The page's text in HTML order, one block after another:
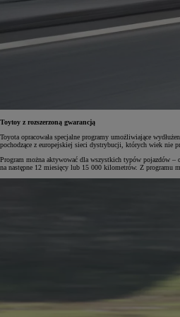
Toytoy z rozszerzoną gwarancją
Toyota opracowała specjalne programy umożliwiające
pochodzące z europejskiej sieci dystrybucji, których wiek nie
Program można aktywować dla wszystkich typów pojazdów –
na następne 12 miesięcy lub 15 000 kilometrów. Z programu